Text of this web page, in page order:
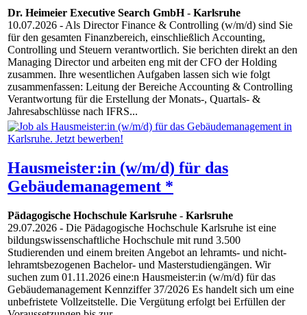
Dr. Heimeier Executive Search GmbH- Karlsruhe
10.07.2026 - Als Director Finance & Controlling (w/m/d) sind Sie
für den gesamten Finanzbereich, einschließlich Accounting,
Controlling und Steuern verantwortlich. Sie berichten direkt an den
Managing Director und arbeiten eng mit der CFO der Holding
zusammen. Ihre wesentlichen Aufgaben lassen sich wie folgt
zusammenfassen: Leitung der Bereiche Accounting & Controlling
Verantwortung für die Erstellung der Monats-, Quartals- &
Jahresabschlüsse nach IFRS...
Hausmeister:in (w/m/d) für das
Gebäudemanagement *
Pädagogische Hochschule Karlsruhe - Karlsruhe
29.07.2026 - Die Pädagogische Hochschule Karlsruhe ist eine
bildungswissenschaftliche Hochschule mit rund 3.500
Studierenden und einem breiten Angebot an lehramts- und nicht-
lehramtsbezogenen Bachelor- und Masterstudiengängen. Wir
suchen zum 01.11.2026 eine:n Hausmeister:in (w/m/d) für das
Gebäudemanagement Kennziffer 37/2026 Es handelt sich um eine
unbefristete Vollzeitstelle. Die Vergütung erfolgt bei Erfüllen der